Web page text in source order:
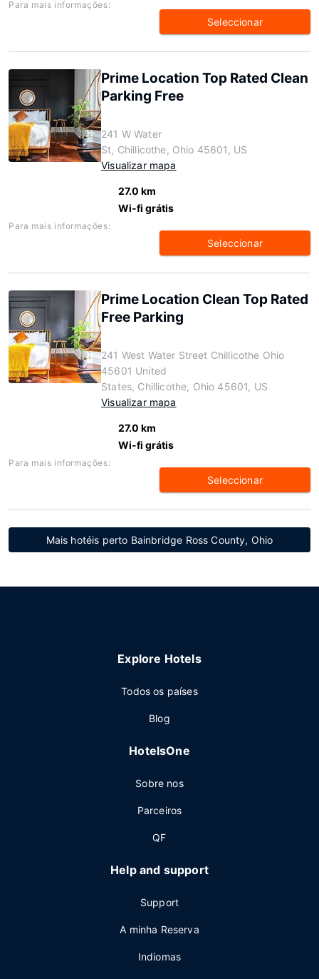
Para mais informações:
Seleccionar
Prime Location Top Rated Clean
Parking Free
241 W Water
St, Chillicothe, Ohio 45601, US
Visualizar mapa
27.0 km
Wi-fi grátis
Para mais informações:
Seleccionar
Prime Location Clean Top Rated
Free Parking
241 West Water Street Chillicothe Ohio
45601 United
States, Chillicothe, Ohio 45601, US
Visualizar mapa
27.0 km
Wi-fi grátis
Para mais informações:
Seleccionar
Mais hotéis perto Bainbridge Ross County, Ohio
Explore Hotels
Todos os países
Blog
HotelsOne
Sobre nos
Parceiros
QF
Help and support
Support
A minha Reserva
Indiomas